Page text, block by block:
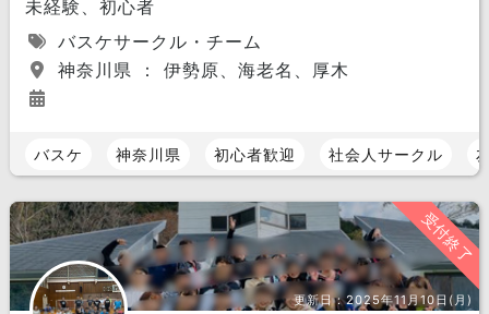
未経験、初心者
バスケサークル・チーム
神奈川県 ： 伊勢原、海老名、厚木
バスケ 神奈川県 初心者歓迎 社会人サークル
受付終了
更新日：2025年11月10日(月)